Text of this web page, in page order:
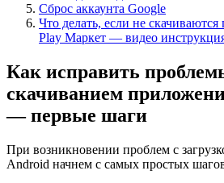
Сброс аккаунта Google
Что делать, если не
Play Маркет — видео
Как исправить
скачиванием
— первые шаги
При возникновении проблем с
Android начнем с самых простых